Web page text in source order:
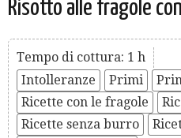
Risotto alle fragole
Tempo di cottura: 1 h
Intolleranze
Primi
Ricette con le fragole
Ricette senza burro